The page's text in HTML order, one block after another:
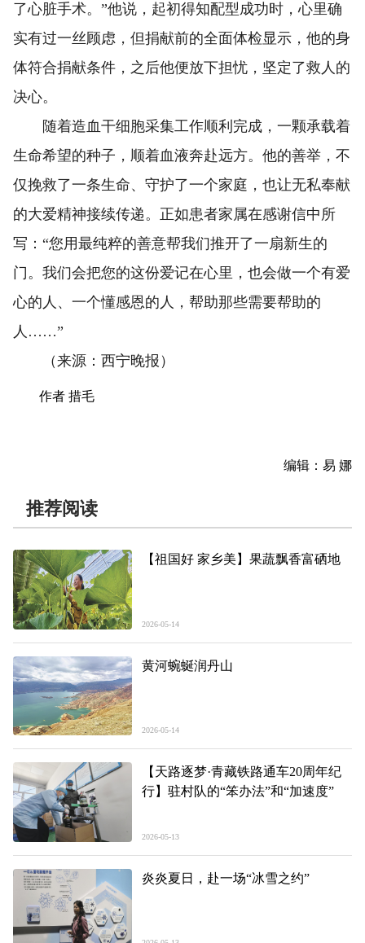
了心脏手术。”他说，起初得知配型成功时，心里确
实有过一丝顾虑，但捐献前的全面体检显示，他的身
体符合捐献条件，之后他便放下担忧，坚定了救人的
决心。
随着造血干细胞采集工作顺利完成，一颗承载着
生命希望的种子，顺着血液奔赴远方。他的善举，不
仅挽救了一条生命、守护了一个家庭，也让无私奉献
的大爱精神接续传递。正如患者家属在感谢信中所
写：“您用最纯粹的善意帮我们推开了一扇新生的
门。我们会把您的这份爱记在心里，也会做一个有爱
心的人、一个懂感恩的人，帮助那些需要帮助的
人……”
（来源：西宁晚报）
作者 措毛
编辑：易 娜
推荐阅读
【祖国好 家乡美】果蔬飘香富硒地
2026-05-14
黄河蜿蜒润丹山
2026-05-14
【天路逐梦·青藏铁路通车20周年纪
行】驻村队的“笨办法”和“加速度”
2026-05-13
炎炎夏日，赴一场“冰雪之约”